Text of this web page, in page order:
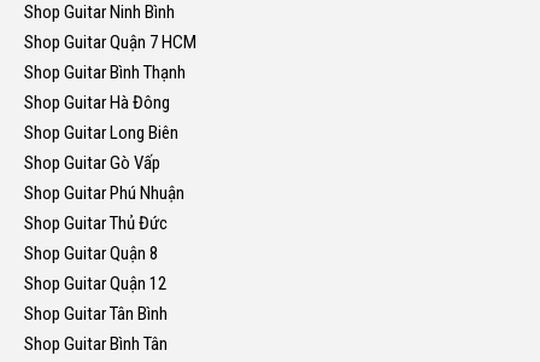
Shop Guitar Ninh Bình
Shop Guitar Quận 7 HCM
Shop Guitar Bình Thạnh
Shop Guitar Hà Đông
Shop Guitar Long Biên
Shop Guitar Gò Vấp
Shop Guitar Phú Nhuận
Shop Guitar Thủ Đức
Shop Guitar Quận 8
Shop Guitar Quận 12
Shop Guitar Tân Bình
Shop Guitar Bình Tân